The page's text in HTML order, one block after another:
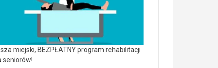
miejski, BEZPŁATNY program rehabilitacji
seniorów!